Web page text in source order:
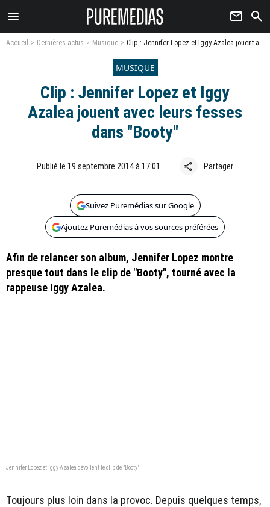
menu newsletter search
Accueil Dernières actus Musique Clip : Jennifer Lopez et Iggy Azalea jouent avec leurs fesses dans "Booty"
MUSIQUE
Clip : Jennifer Lopez et Iggy
Azalea jouent avec leurs fesses
dans "Booty"
Publié le 19 septembre 2014 à 17:01 share Partager
Suivez Puremédias sur Google
Ajoutez Puremédias à vos sources préférées
Afin de relancer son album, Jennifer Lopez montre
presque tout dans le clip de "Booty", tourné avec la
rappeuse Iggy Azalea.
Jennifer Lopez et Iggy Azalea dévoilent le clip de "Booty"
Toujours plus loin dans la provoc. Depuis quelques temps,